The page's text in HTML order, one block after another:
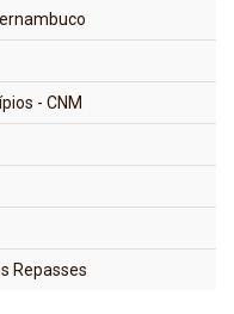
- CNM
Repasses